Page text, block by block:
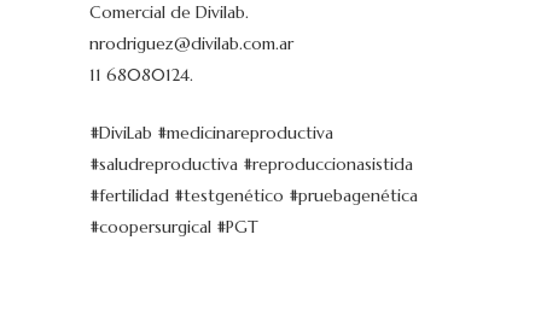
Comercial de Divilab.
nrodriguez@divilab.com.ar
11 68080124.
#DiviLab #medicinareproductiva
#saludreproductiva #reproduccionasistida
#fertilidad #testgenético #pruebagenética
#coopersurgical #PGT